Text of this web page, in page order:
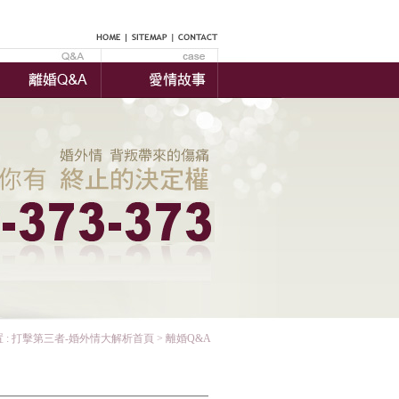
: 打擊第三者-婚外情大解析首頁 > 離婚Q&A